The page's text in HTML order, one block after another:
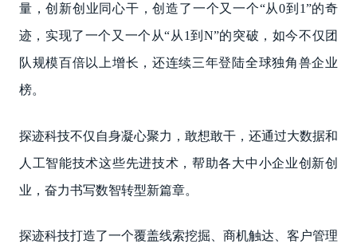
量，创新创业同心干，创造了一个又一个“从0到1”的奇
迹，实现了一个又一个从“从1到N”的突破，如今不仅团
队规模百倍以上增长，还连续三年登陆全球独角兽企业
榜。
探迹科技不仅自身凝心聚力，敢想敢干，还通过大数据和
人工智能技术这些先进技术，帮助各大中小企业创新创
业，奋力书写数智转型新篇章。
探迹科技打造了一个覆盖线索挖掘、商机触达、客户管理